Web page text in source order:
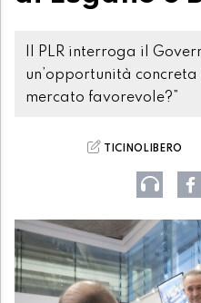
Il PLR interroga il
un’opportunità
mercato favorevole?”
TICINOLIBERO